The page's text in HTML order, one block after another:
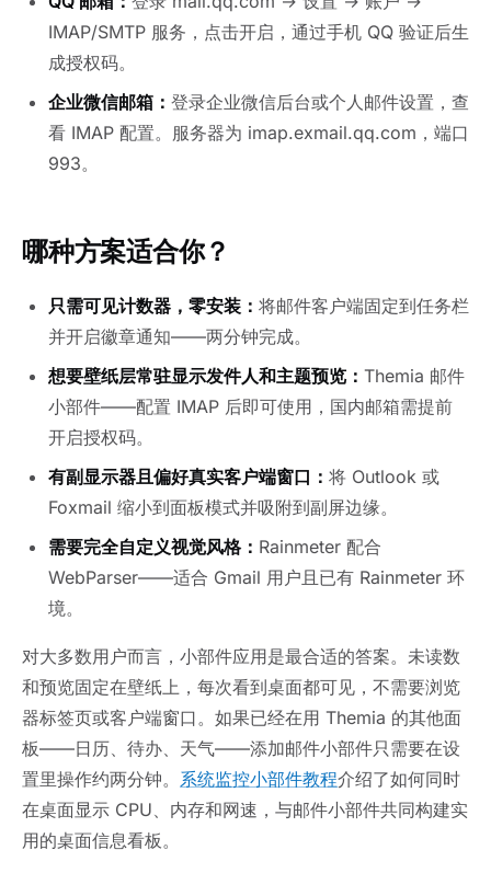
IMAP/SMTP 服务，点击开启，通过手机 QQ 验证后生
成授权码。
企业微信邮箱： 登录企业微信后台或个人邮件设置，查
看 IMAP 配置。服务器为 imap.exmail.qq.com，端口
993。
哪种方案适合你？
只需可见计数器，零安装： 将邮件客户端固定到任务栏
并开启徽章通知——两分钟完成。
想要壁纸层常驻显示发件人和主题预览： Themia 邮件
小部件——配置 IMAP 后即可使用，国内邮箱需提前
开启授权码。
有副显示器且偏好真实客户端窗口： 将 Outlook 或
Foxmail 缩小到面板模式并吸附到副屏边缘。
需要完全自定义视觉风格： Rainmeter 配合
WebParser——适合 Gmail 用户且已有 Rainmeter 环
境。
对大多数用户而言，小部件应用是最合适的答案。未读数
和预览固定在壁纸上，每次看到桌面都可见，不需要浏览
器标签页或客户端窗口。如果已经在用 Themia 的其他面
板——日历、待办、天气——添加邮件小部件只需要在设
置里操作约两分钟。 系统监控小部件教程介绍了如何同时
在桌面显示 CPU、内存和网速，与邮件小部件共同构建实
用的桌面信息看板。